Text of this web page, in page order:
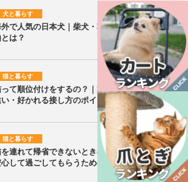
犬と暮らす
で人気の日本犬｜柴犬・秋田犬が愛される理
は？
猫と暮らす
て順位付けをするの？｜家族内での接し方の
・好かれる接し方のポイントを解説！
猫と暮らす
連れて帰省できないときの留守番ポイント｜
して過ごしてもらうための準備を解説